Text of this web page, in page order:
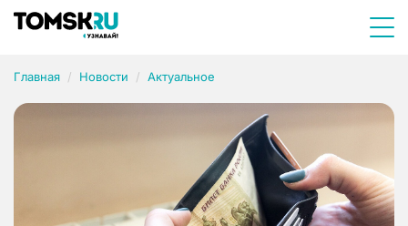
Главная Новости Актуальное